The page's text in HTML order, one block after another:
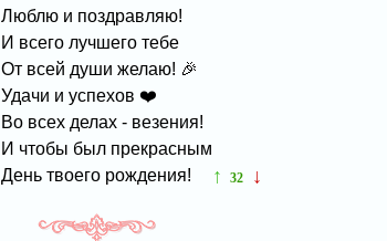
Люблю и поздравляю!
И всего лучшего тебе
От всей души желаю! 🎉
Удачи и успехов ❤️
Во всех делах - везения!
И чтобы был прекрасным
День твоего рождения!
↑ 32 ↓